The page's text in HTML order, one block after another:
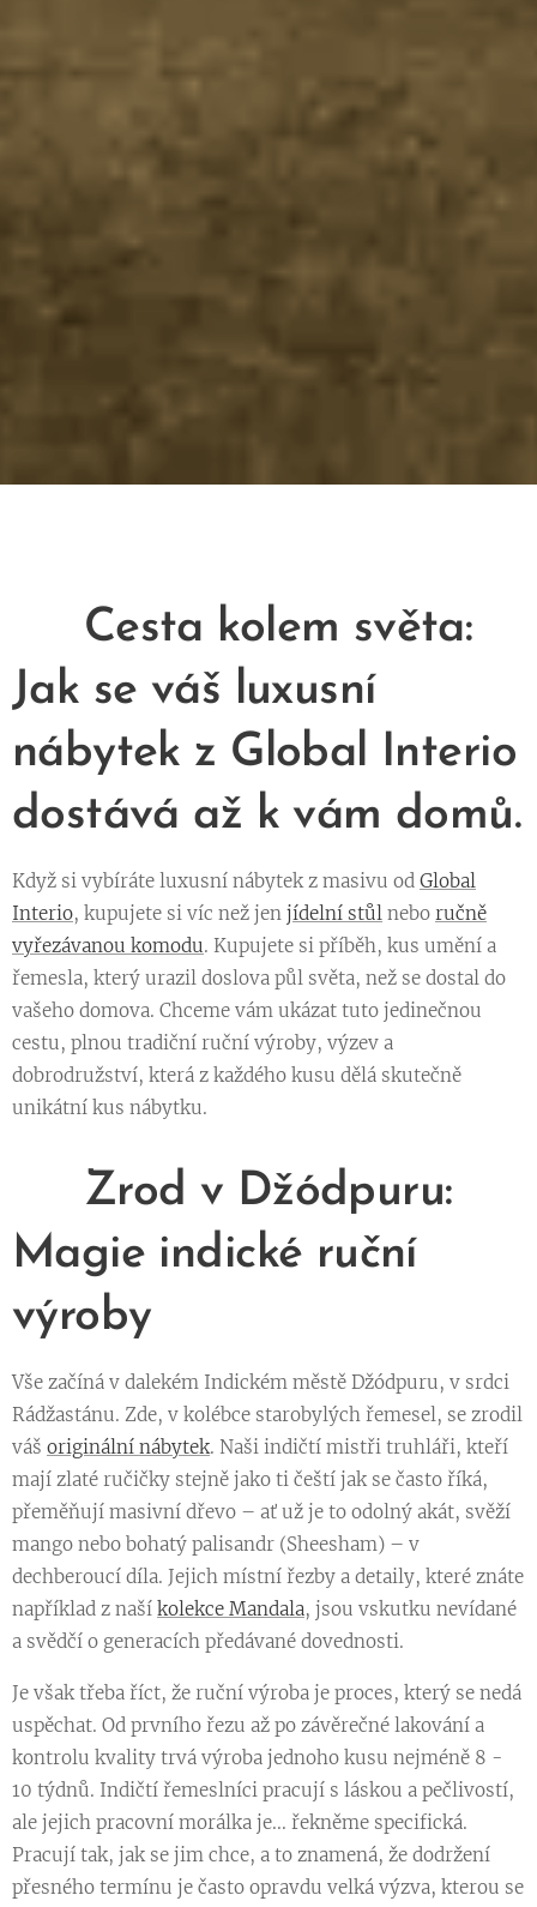
🌍 Cesta kolem světa:
Jak se váš luxusní
nábytek z Global Interio
dostává až k vám domů.
Když si vybíráte luxusní nábytek z masivu od Global
Interio, kupujete si víc než jen jídelní stůl nebo ručně
vyřezávanou komodu. Kupujete si příběh, kus umění a
řemesla, který urazil doslova půl světa, než se dostal do
vašeho domova. Chceme vám ukázat tuto jedinečnou
cestu, plnou tradiční ruční výroby, výzev a
dobrodružství, která z každého kusu dělá skutečně
unikátní kus nábytku.
✨ Zrod v Džódpuru:
Magie indické ruční
výroby
Vše začíná v dalekém Indickém městě Džódpuru, v srdci
Rádžastánu. Zde, v kolébce starobylých řemesel, se zrodil
váš originální nábytek. Naši indičtí mistři truhláři, kteří
mají zlaté ručičky stejně jako ti čeští jak se často říká,
přeměňují masivní dřevo – ať už je to odolný akát, svěží
mango nebo bohatý palisandr (Sheesham) – v
dechberoucí díla. Jejich místní řezby a detaily, které znáte
například z naší kolekce Mandala, jsou vskutku nevídané
a svědčí o generacích předávané dovednosti.
Je však třeba říct, že ruční výroba je proces, který se nedá
uspěchat. Od prvního řezu až po závěrečné lakování a
kontrolu kvality trvá výroba jednoho kusu nejméně 8 -
10 týdnů. Indičtí řemeslníci pracují s láskou a pečlivostí,
ale jejich pracovní morálka je... řekněme specifická.
Pracují tak, jak se jim chce, a to znamená, že dodržení
přesného termínu je často opravdu velká výzva, kterou se